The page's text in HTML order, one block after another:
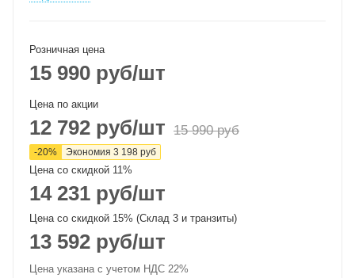
Розничная цена
15 990 руб/шт
Цена по акции
12 792 руб/шт 15 990руб
-20% Экономия 3 198 руб
Цена со скидкой 11%
14 231 руб/шт
Цена со скидкой 15% (Склад 3 и транзиты)
13 592 руб/шт
Цена указана с учетом НДС 22%